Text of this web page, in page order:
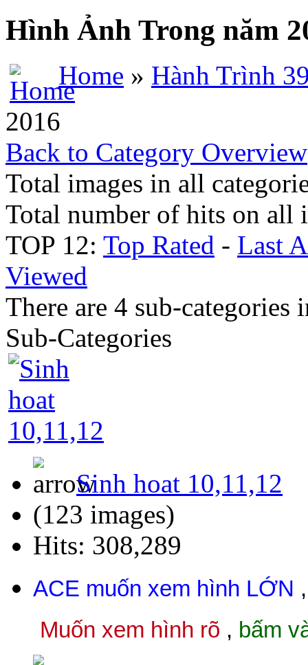
Hình Ảnh Trong năm
Home » Hành Trình
2016
Back to Category Overview
Total images in all
Total number of hits on all
TOP 12: Top Rated - Last
Viewed
There are 4 sub-categories
Sub-Categories
Sinh hoat 10,11,12
(123 images)
Hits: 308,289
ACE muốn xem hình LỚN
Muốn xem hình rõ , bấm